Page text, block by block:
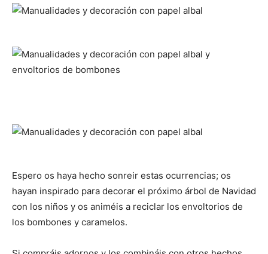
Espero os haya hecho sonreir estas ocurrencias; os
hayan inspirado para decorar el próximo árbol de Navidad
con los niños y os animéis a reciclar los envoltorios de
los bombones y caramelos.